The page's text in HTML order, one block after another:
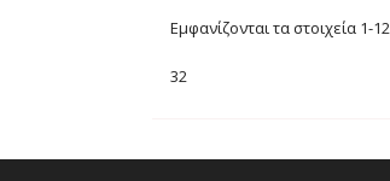
Εμφανίζονται τα στοιχεία 1-
32